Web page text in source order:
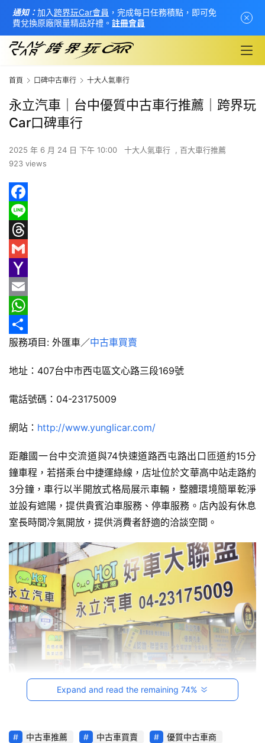
首
頁
新
車
情
報
車
空
實
車
／
機
車
試
駕
影
音
台
灣
車
與
生
活
玩
首頁 口碑中古車行 十大人氣車行
永立汽車｜台中優質中古車行推薦｜跨界玩
Car口碑車行
2025 年 6 月 24 日 下午 10:00 十大人氣車行 , 百大車行推薦
923 views
F
a
c
b
o
o
k
L
e
T
r
e
a
d
G
m
a
l
Y
a
h
o
a
E
m
a
W
h
s
p
分
服務項目: 外匯車／中古車買賣
地址：407台中市西屯區文心路三段169號
電話號碼：04-23175009
網站： http://www.yunglicar.com/
距離國一台中交流道與74快速道路西屯路出口匝道約15分
鐘車程，若搭乘台中捷運綠線，店址位於文華高中站走路約
3分鐘，車行以半開放式格局展示車輛，整體環境簡單乾淨
並設有遮陽，提供貴賓泊車服務、停車服務。店內設有休息
室長時間冷氣開放，提供消費者舒適的洽談空間。
Expand and read the remaining 74%
中古車推薦 中古車買賣
優質中古車商
通知：加入 跨界玩Car會員 ，完成每日任務積點，即可免
費兌換原廠限量精品好禮。 註冊會員